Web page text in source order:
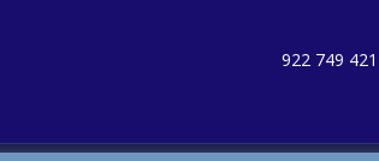
922 749